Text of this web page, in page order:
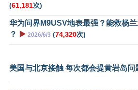
(61,181次)
华为问界M9USV地表最强？能救杨
？
▶️ 2026/6/3 (74,320次)
美国与北京接触 每次都会提黄岩岛问